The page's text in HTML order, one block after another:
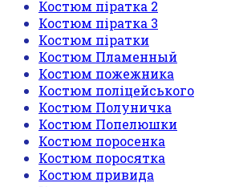
Костюм піратка 2
Костюм піратка 3
Костюм піратки
Костюм Пламенный
Костюм пожежника
Костюм поліцейського
Костюм Полуничка
Костюм Попелюшки
Костюм поросенка
Костюм поросятка
Костюм привида